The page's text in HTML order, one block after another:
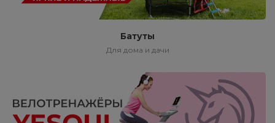
Батуты
Для дома и дачи